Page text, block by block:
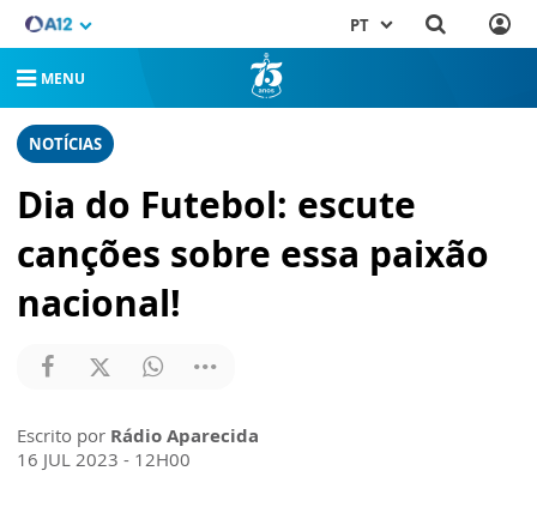
PT
MENU
NOTÍCIAS
Dia do Futebol: escute
canções sobre essa paixão
nacional!
Escrito por Rádio Aparecida
16 JUL 2023 - 12H00